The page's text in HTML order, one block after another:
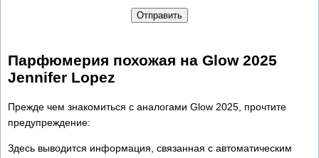
Отправить
Парфюмерия похожая на Glow 2025
Jennifer Lopez
Прежде чем знакомиться с аналогами Glow 2025, прочтите
предупреждение:
Здесь выводится информация, связанная с автоматическим